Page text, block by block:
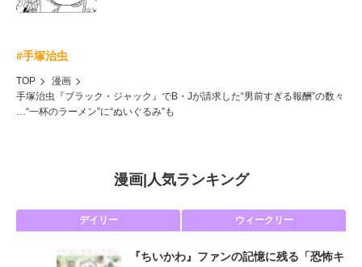
#手塚治虫
TOP
漫画
手塚治虫『ブラック・ジャック』でB・Jが請求した“男前すぎる報酬”の数々
…“一杯のラーメン”に“ぬいぐるみ”も
漫画| 人気ランキング
デイリー ウィークリー
『ちいかわ』ファンの記憶に残る「恐怖キ